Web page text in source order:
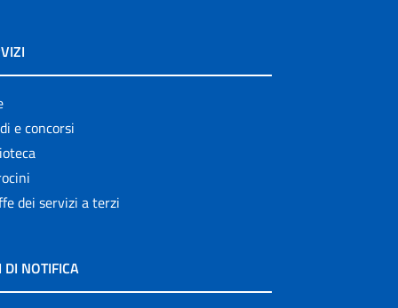
e concorsi
dei servizi a terzi
DI NOTIFICA